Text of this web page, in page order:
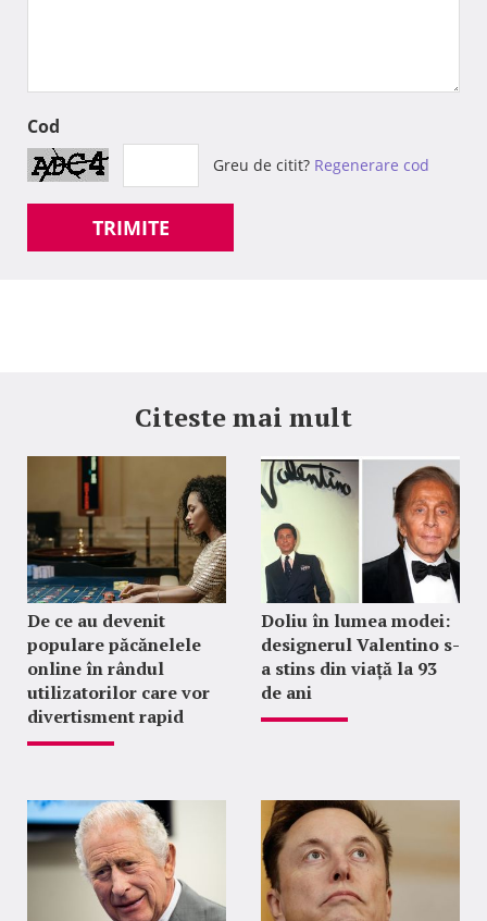
Cod
Greu de citit? Regenerare cod
TRIMITE
Citeste mai mult
De ce au devenit
populare păcănelele
online în rândul
utilizatorilor care vor
divertisment rapid
Doliu în lumea modei:
designerul Valentino s-
a stins din viață la 93
de ani